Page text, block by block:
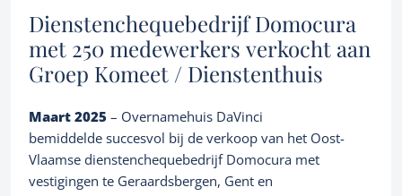
Dienstenchequebedrijf Domocura
met 250 medewerkers verkocht aan
Groep Komeet / Dienstenthuis
Maart 2025 – Overnamehuis DaVinci
bemiddelde succesvol bij de verkoop van het Oost-
Vlaamse dienstenchequebedrijf Domocura met
vestigingen te Geraardsbergen, Gent en